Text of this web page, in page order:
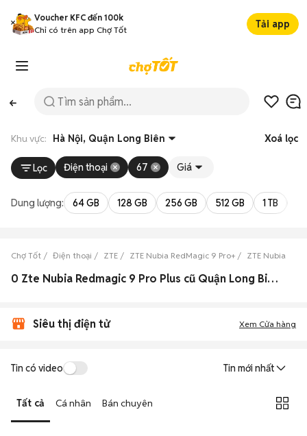
Voucher KFC đến 100k
Chỉ có trên app Chợ Tốt
Tải app
Khu vực: Hà Nội, Quận Long Biên Xoá lọc
Lọc Điện thoại 67 Giá
Dung lượng: 64 GB 128 GB 256 GB 512 GB 1 TB
Chợ Tốt Điện thoại ZTE ZTE Nubia RedMagic 9 Pro+ ZTE Nubia
0 Zte Nubia Redmagic 9 Pro Plus cũ Quận Long Biên đẹp
Siêu thị điện tử Xem Cửa hàng
Tin có video Tin mới nhất
Tất cả Cá nhân Bán chuyên